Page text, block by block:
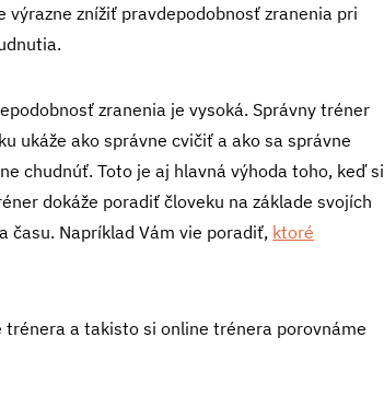
výrazne znížiť pravdepodobnosť zranenia pri
zranenia je vysoká. Správny tréner
ukáže ako správne cvičiť a ako sa správne
chudnúť. Toto je aj hlavná výhoda toho, keď si
dokáže poradiť človeku na základe svojích
času. Napríklad Vám vie poradiť, ktoré
a takisto si online trénera porovnáme